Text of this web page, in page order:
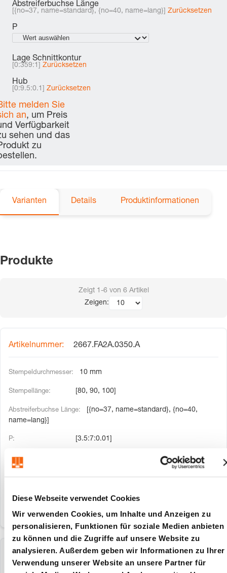
Diese Webseite verwendet Cookies
Wir verwenden Cookies, um Inhalte und Anzeigen zu
personalisieren, Funktionen für soziale Medien anbieten
zu können und die Zugriffe auf unsere Website zu
analysieren. Außerdem geben wir Informationen zu Ihrer
Verwendung unserer Website an unsere Partner für
Abstreiferbuchse Länge
[{no=37, name=standard}, {no=40, name=lang}] Zurücksetzen
P
Lage Schnittkontur
[0:359:1] Zurücksetzen
Hub
[0:9.5:0.1] Zurücksetzen
melden Sie
an, um Preis
Verfügbarkeit
sehen und das
zu
Varianten Details Produktinformationen
Produkte
Zeigt 1-6 von 6 Artikel
Zeigen:
2667.FA2A.0350.A
10 mm
[80, 90, 100]
[{no=37, name=standard}, {no=40,
name=lang}]
[3.5:7:0.01]
[0:9.5:0.1]
2667.GA2A.0450.A